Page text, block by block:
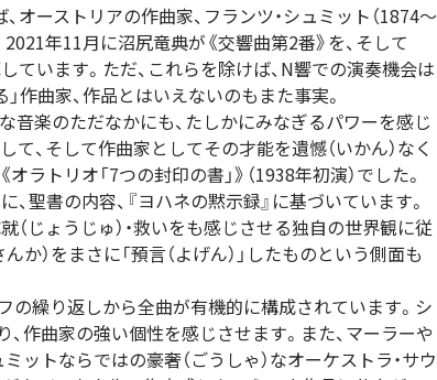
ーストリアの作曲家、フランツ・シュミット（1874〜
年11月に沼尻竜典が《交響曲第2番》を、そして
ています。ただ、これらを除けば、N響での演奏機会は
作曲家、作品とはいえないのもまた事実。
音楽のただなかにも、たしかにみなぎるパワーを感じ
、そして作曲家としてその才能を遺憾（いかん）なく
トリオ「7つの封印の書」》（1938年初演）でした。
聖書の内容、『ヨハネの黙示録』に基づいています。
（じょうじゅ）・救いをも感じさせる独自の世界観に従
）をまさに「預言（よげん）」したものという側面も
の繰り返しから全曲が有機的に構成されています。シ
作曲家の強い個性を感じさせます。また、マーラーや
トならではの豪奢（ごうしゃ）なオーケストラ・サウ